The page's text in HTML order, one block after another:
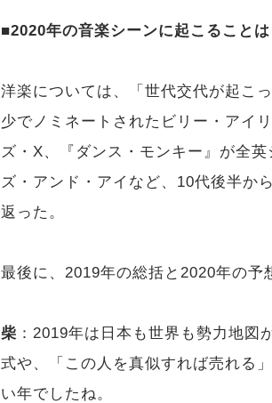
■2020年の音楽シーンに起こることは
洋楽については、「世代交代が起こ
少でノミネートされたビリー・アイ
ズ・X、『ダンス・モンキー』が全
ズ・アンド・アイなど、10代後半か
返った。
最後に、2019年の総括と2020年の予
柴 ：2019年は日本も世界も勢力地
式や、「この人を真似すれば売れる
い年でしたね。